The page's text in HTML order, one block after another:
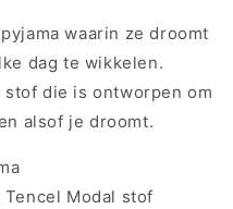
waarin ze droomt
dag te wikkelen.
stof die is ontworpen om
alsof je droomt.
Modal stof